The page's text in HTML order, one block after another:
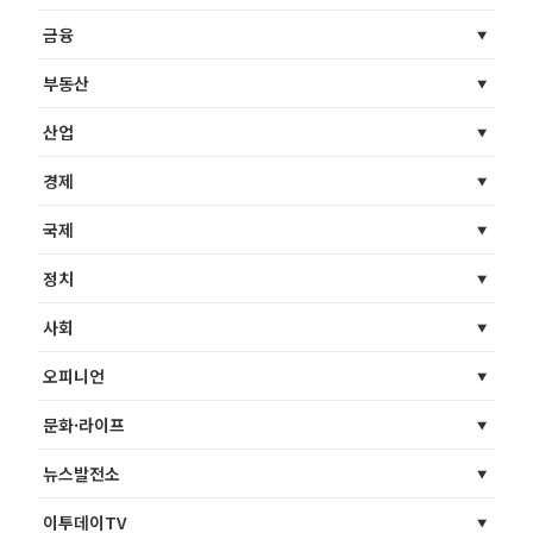
금융
부동산
산업
경제
국제
정치
사회
오피니언
문화·라이프
뉴스발전소
이투데이TV